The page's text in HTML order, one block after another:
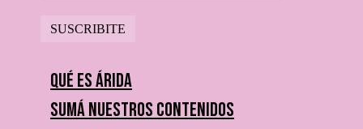
Qué es Árida
Sumá nuestros contenidos